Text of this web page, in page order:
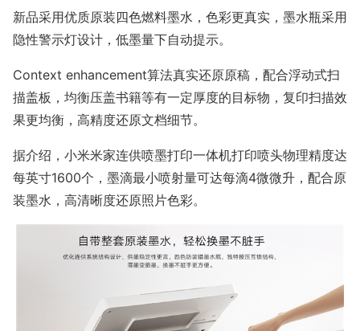
新品采用优质原装四色燃料墨水，色彩更真实，墨水瓶采用
隐性警示灯设计，低墨量下自动提示。
Context enhancement算法真实还原原稿，配合浮动式扫
描盖板，均衡压盖书籍等有一定厚度的目标物，复印扫描效
果更均衡，高精度还原文档细节。
据介绍，小米米家连供喷墨打印一体机打印喷头物理精度达
每英寸1600个，墨滴最小喷射量可达每滴4微微升，配合原
装墨水，高清晰度还原照片色彩。